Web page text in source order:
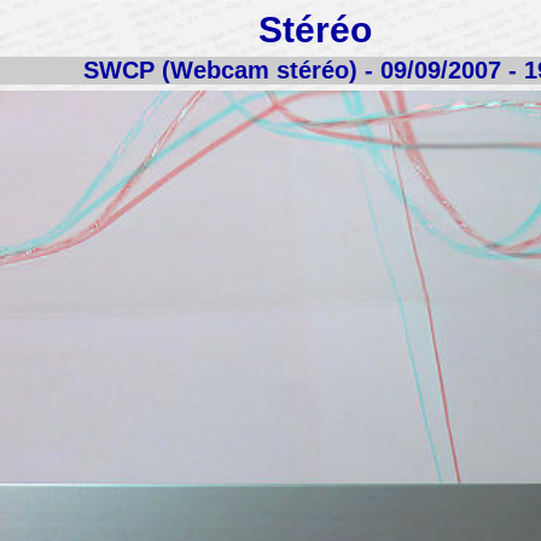
Stéréo
SWCP (Webcam stéréo) - 09/09/2007 -